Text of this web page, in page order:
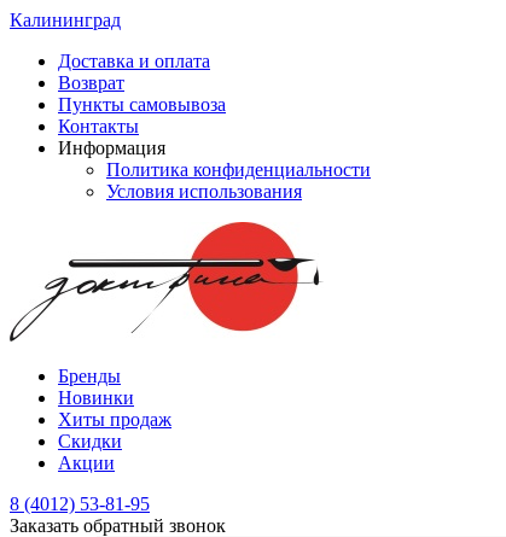
Калининград
Доставка и оплата
Возврат
Пункты самовывоза
Контакты
Информация
Политика конфиденциальности
Условия использования
Бренды
Новинки
Хиты продаж
Скидки
Акции
8 (4012) 53-81-95
Заказать обратный звонок